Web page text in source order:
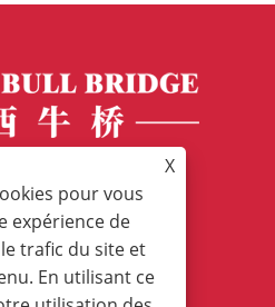
Honghe, Jiaxing,
X
pour vous
expérience de
trafic du site et
En utilisant ce